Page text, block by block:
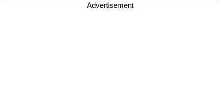
Advertisement